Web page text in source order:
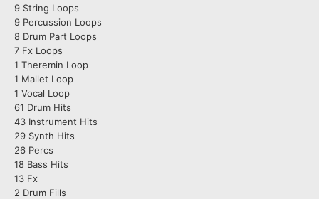
9 String Loops
9 Percussion Loops
8 Drum Part Loops
7 Fx Loops
1 Theremin Loop
1 Mallet Loop
1 Vocal Loop
61 Drum Hits
43 Instrument Hits
29 Synth Hits
26 Percs
18 Bass Hits
13 Fx
2 Drum Fills